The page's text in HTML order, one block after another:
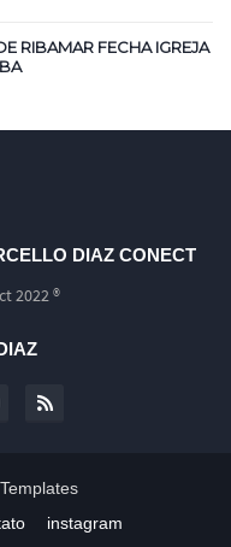
RIBAMAR FECHA IGREJA
DIAZ CONECT
2022 ®
instagram